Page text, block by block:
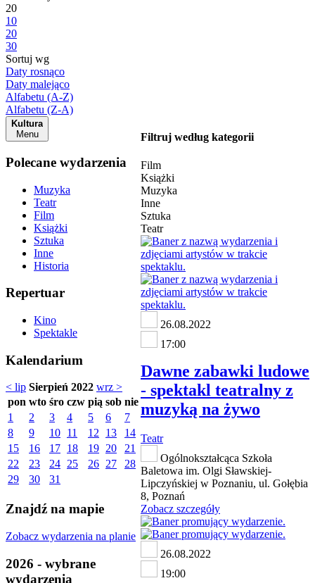
20
10
20
30
Sortuj wg
Daty rosnąco
Daty malejąco
Alfabetu (A-Z)
Alfabetu (Z-A)
Kultura
Menu
Polecane wydarzenia
Muzyka
Teatr
Film
Książki
Sztuka
Inne
Historia
Repertuar
Kino
Spektakle
Kalendarium
< lip Sierpień 2022 wrz >
pon wto śro czw pią sob nie
1
2 3 4 5 6
7
8
9 10 11 12 13
14
15
16 17 18 19 20
21
22
23 24 25 26 27
28
29
30 31
Znajdź na mapie
Zobacz wydarzenia na planie
2026 - wybrane
wydarzenia
Filtruj według kategorii
Film
Książki
Muzyka
Inne
Sztuka
Teatr
26.08.2022
17:00
Dawne zabawki ludowe
- spektakl teatralny z
muzyką na żywo
Teatr
Ogólnokształcąca Szkoła
Baletowa im. Olgi Sławskiej-
Lipczyńskiej w Poznaniu, ul. Gołębia
8, Poznań
Zobacz szczegóły
26.08.2022
19:00